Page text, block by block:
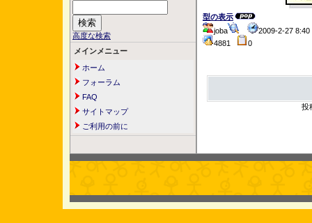
高度な検索
メインメニュー
ホーム
フォーラム
FAQ
サイトマップ
ご利用の前に
型の表示
joba
2009-2-27
4881
0
投